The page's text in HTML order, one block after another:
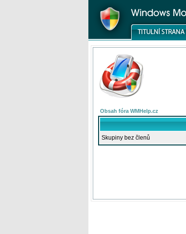
Obsah fóra WMHelp.cz
Skupiny bez členů